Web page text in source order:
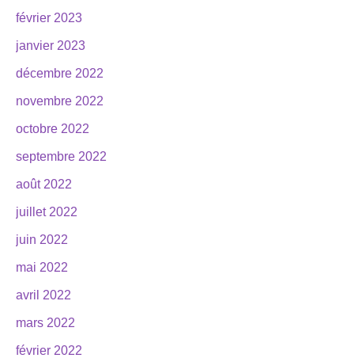
février 2023
janvier 2023
décembre 2022
novembre 2022
octobre 2022
septembre 2022
août 2022
juillet 2022
juin 2022
mai 2022
avril 2022
mars 2022
février 2022